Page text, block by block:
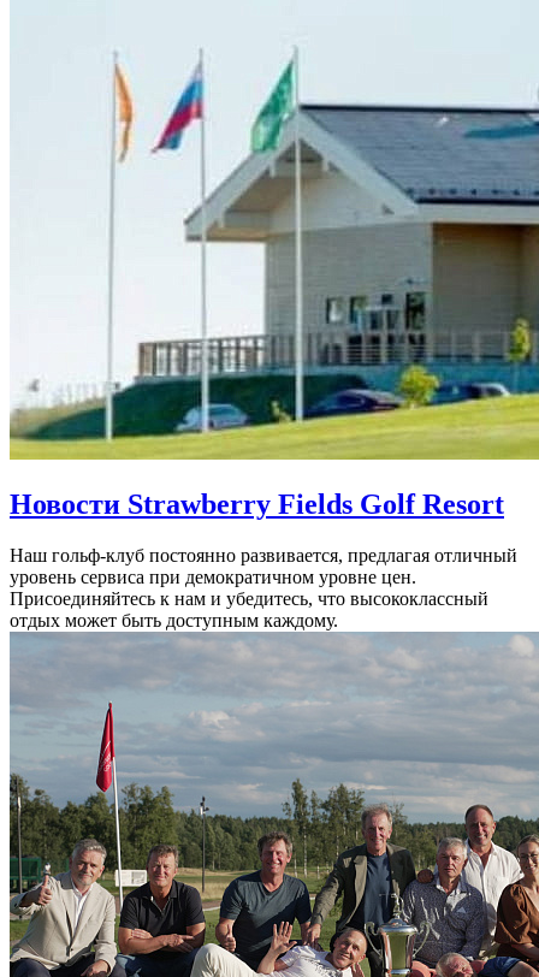
Новости Strawberry Fields Golf Resort
Наш гольф-клуб постоянно развивается, предлагая отличный
уровень сервиса при демократичном уровне цен.
Присоединяйтесь к нам и убедитесь, что высококлассный
отдых может быть доступным каждому.